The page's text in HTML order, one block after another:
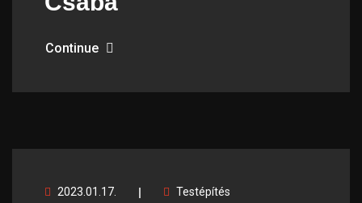
Continue
2023.01.17. Testépítés